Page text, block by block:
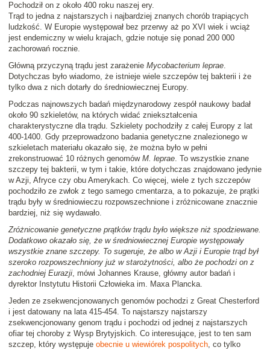
Pochodził on z około 400 roku naszej ery.
Trąd to jedna z najstarszych i najbardziej znanych chorób trapiących
ludzkość. W Europie występował bez przerwy aż po XVI wiek i wciąż
jest endemiczny w wielu krajach, gdzie notuje się ponad 200 000
zachorowań rocznie.
Główną przyczyną trądu jest zarażenie Mycobacterium leprae.
Dotychczas było wiadomo, że istnieje wiele szczepów tej bakterii i że
tylko dwa z nich dotarły do średniowiecznej Europy.
Podczas najnowszych badań międzynarodowy zespół naukowy badał
około 90 szkieletów, na których widać zniekształcenia
charakterystyczne dla trądu. Szkielety pochodziły z całej Europy z lat
400-1400. Gdy przeprowadzono badania genetyczne znalezionego w
szkieletach materiału okazało się, że można było w pełni
zrekonstruować 10 różnych genomów M. leprae. To wszystkie znane
szczepy tej bakterii, w tym i takie, które dotychczas znajdowano jedynie
w Azji, Afryce czy obu Amerykach. Co więcej, wiele z tych szczepów
pochodziło ze zwłok z tego samego cmentarza, a to pokazuje, że prątki
trądu były w średniowieczu rozpowszechnione i zróżnicowane znacznie
bardziej, niż się wydawało.
Zróżnicowanie genetyczne prątków trądu było większe niż spodziewane.
Dodatkowo okazało się, że w średniowiecznej Europie występowały
wszystkie znane szczepy. To sugeruje, że albo w Azji i Europie trąd był
szeroko rozpowszechniony już w starożytności, albo że pochodzi on z
zachodniej Eurazji, mówi Johannes Krause, główny autor badań i
dyrektor Instytutu Historii Człowieka im. Maxa Plancka.
Jeden ze zsekwencjonowanych genomów pochodzi z Great Chesterford
i jest datowany na lata 415-454. To najstarszy najstarszy
zsekwencjonowany genom trądu i pochodzi od jednej z najstarszych
ofiar tej choroby z Wysp Brytyjskich. Co interesujące, jest to ten sam
szczep, który występuje obecnie u wiewiórek pospolitych, co tylko